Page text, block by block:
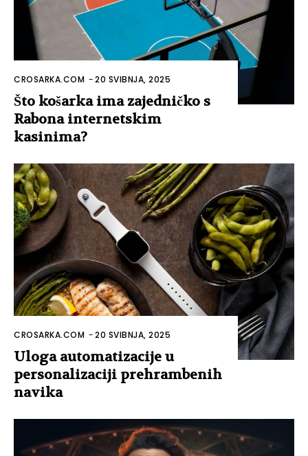
CROSARKA.COM -20 SVIBNJA, 2025
Što košarka ima zajedničko s
Rabona internetskim
kasinima?
CROSARKA.COM -20 SVIBNJA, 2025
Uloga automatizacije u
personalizaciji prehrambenih
navika